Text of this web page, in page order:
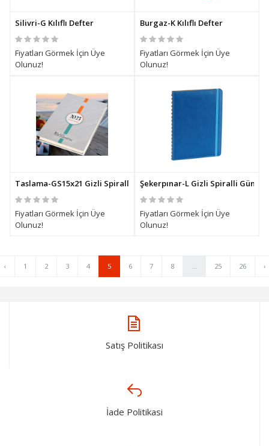
Silivri-G Kılıflı Defter
Fiyatları Görmek İçin Üye
Olunuz!
Burgaz-K Kılıflı Defter
Fiyatları Görmek İçin Üye
Olunuz!
Taslama-GS15x21 Gizli Spiralli Günlük Ajanda
Fiyatları Görmek İçin Üye
Olunuz!
Şekerpınar-L Gizli Spiralli
Fiyatları Görmek İçin Üye
Olunuz!
‹ 1 2 3 4 5 6 7 8 ... 25 26 ›
Satış Politikası
İade Politikasi